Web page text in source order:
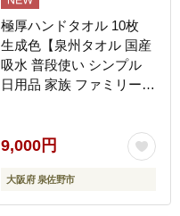
極厚ハンドタオル 10枚
生成色【泉州タオル 国産
吸水 普段使い シンプル
日用品 家族 ファミリー】
9,000円
大阪府 泉佐野市